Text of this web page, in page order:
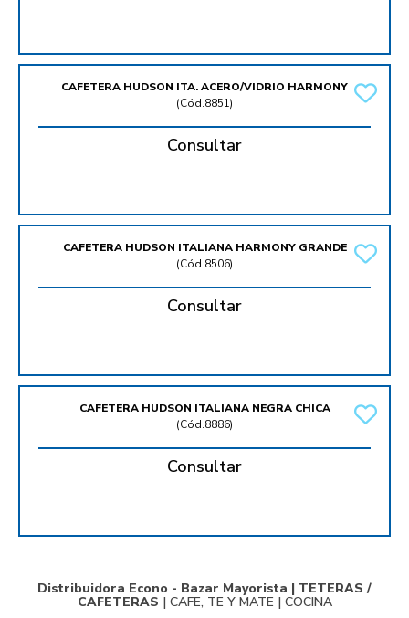
CAFETERA HUDSON ITA. ACERO/VIDRIO HARMONY
(Cód.8851)
Consultar
CAFETERA HUDSON ITALIANA HARMONY GRANDE
(Cód.8506)
Consultar
CAFETERA HUDSON ITALIANA NEGRA CHICA
(Cód.8886)
Consultar
Distribuidora Econo - Bazar Mayorista | TETERAS /
CAFETERAS | CAFE, TE Y MATE | COCINA